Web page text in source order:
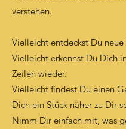
verstehen.
Vielleicht entdeckst Du neue
Vielleicht erkennst Du Dich
Zeilen wieder.
Vielleicht findest Du einen
Dich ein Stück näher zu Dir
Nimm Dir einfach mit, was